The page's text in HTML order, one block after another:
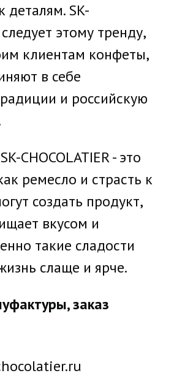
деталям. SK-
следует этому тренду,
клиентам конфеты,
в себе
и российскую
CHOCOLATIER - это
ремесло и страсть к
создать продукт,
вкусом и
такие сладости
слаще и ярче.
заказ